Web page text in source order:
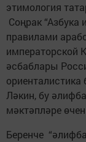
этимология
Соңрак “Азбука
правилами
императорской
әсбаблары
ориенталистика
Ләкин, бу
мәктәпләре
Беренче